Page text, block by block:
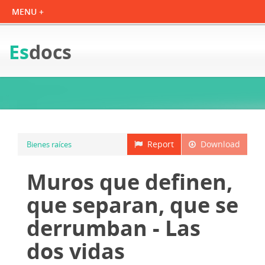
Esdocs
Download
Report
Bienes raíces
Muros que definen,
que separan, que se
derrumban - Las
dos vidas